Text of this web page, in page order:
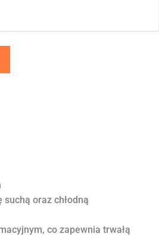
oraz chłodną
co zapewnia trwałą